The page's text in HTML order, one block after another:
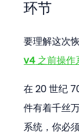
环节
要理解这次
v4 之前操作
在 20 世纪
件有着千丝
系统，你必